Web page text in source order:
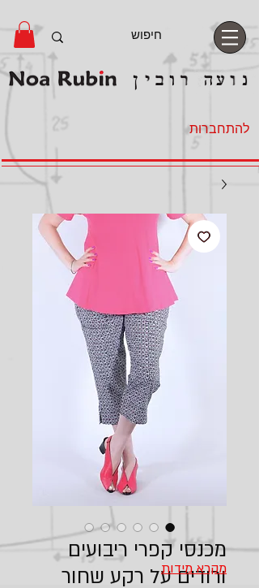
להתחברות
מכנסי קפרי ריבועים
ורודים על רקע שחור
מקרא מידות